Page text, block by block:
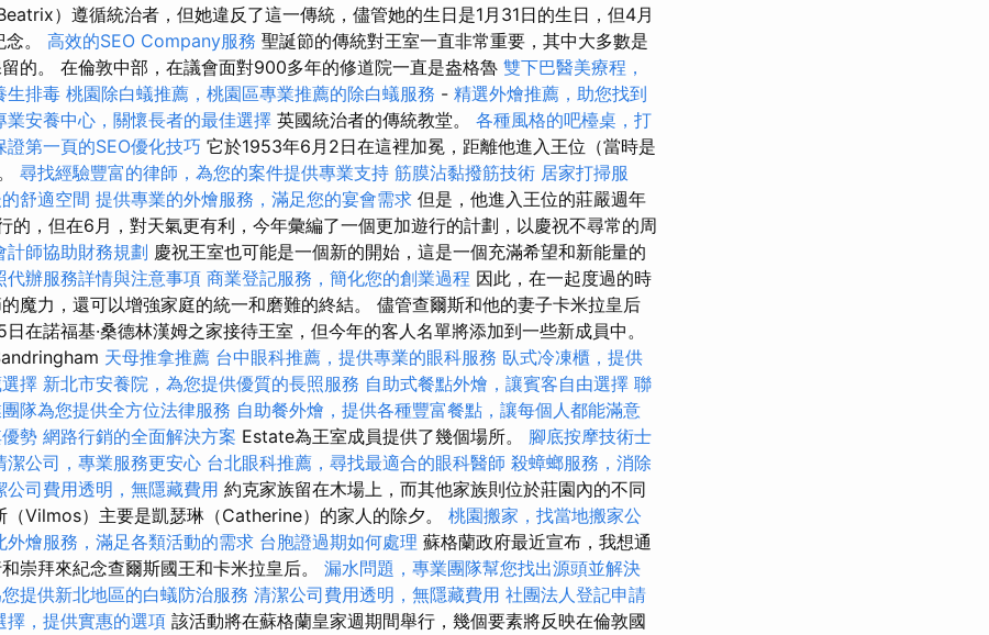
）遵循統治者，但她違反了這一傳統，儘管她的生日是1月31日的生日，但4月
。 高效的SEO Company服務 聖誕節的傳統對王室一直非常重要，其中大多數是
的。 在倫敦中部，在議會面對900多年的修道院一直是盎格魯 雙下巴醫美療程，
生排毒 桃園除白蟻推薦，桃園區專業推薦的除白蟻服務 - 精選外燴推薦，助您找到
業安養中心，關懷長者的最佳選擇 英國統治者的傳統教堂。 各種風格的吧檯桌，打
證第一頁的SEO優化技巧 它於1953年6月2日在這裡加冕，距離他進入王位（當時是
尋找經驗豐富的律師，為您的案件提供專業支持 筋膜沾黏撥筋技術 居家打掃服
舒適空間 提供專業的外燴服務，滿足您的宴會需求 但是，他進入王位的莊嚴週年
的，但在6月，對天氣更有利，今年彙編了一個更加遊行的計劃，以慶祝不尋常的周
計師協助財務規劃 慶祝王室也可能是一個新的開始，這是一個充滿希望和新能量的
代辦服務詳情與注意事項 商業登記服務，簡化您的創業過程 因此，在一起度過的時
魔力，還可以增強家庭的統一和磨難的終結。 儘管查爾斯和他的妻子卡米拉皇后
在諾福基·桑德林漢姆之家接待王室，但今年的客人名單將添加到一些新成員中。
天母推拿推薦 台中眼科推薦，提供專業的眼科服務 臥式冷凍櫃，提供
擇 新北市安養院，為您提供優質的長照服務 自助式餐點外燴，讓賓客自由選擇 聯
隊為您提供全方位法律服務 自助餐外燴，提供各種豐富餐點，讓每個人都能滿意
勢 網路行銷的全面解決方案 Estate為王室成員提供了幾個場所。 腳底按摩技術士
潔公司，專業服務更安心 台北眼科推薦，尋找最適合的眼科醫師 殺蟑螂服務，消除
公司費用透明，無隱藏費用 約克家族留在木場上，而其他家族則位於莊園內的不同
（Vilmos）主要是凱瑟琳（Catherine）的家人的除夕。 桃園搬家，找當地搬家公
外燴服務，滿足各類活動的需求 台胞證過期如何處理 蘇格蘭政府最近宣布，我想通
崇拜來紀念查爾斯國王和卡米拉皇后。 漏水問題，專業團隊幫您找出源頭並解決
提供新北地區的白蟻防治服務 清潔公司費用透明，無隱藏費用 社團法人登記申請
擇，提供實惠的選項 該活動將在蘇格蘭皇家週期間舉行，幾個要素將反映在倫敦國